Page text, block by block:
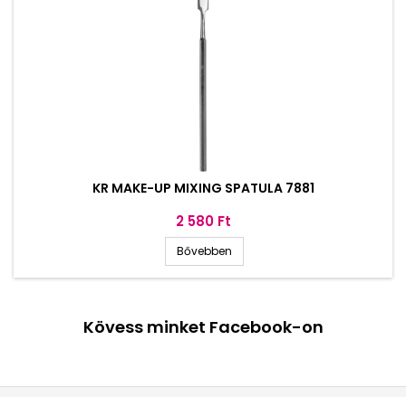
KR MAKE-UP MIXING SPATULA 7881
Ár
2 580 Ft
Bővebben
Kövess minket Facebook-on